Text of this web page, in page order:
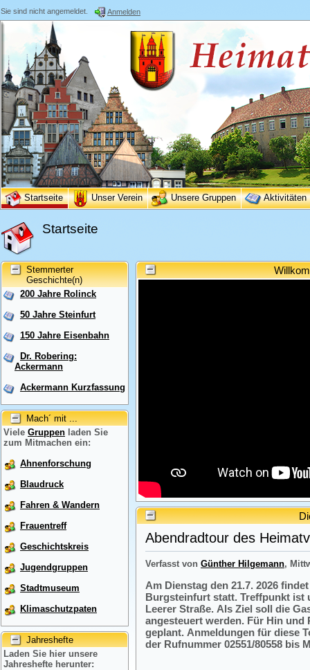
Sie sind nicht angemeldet. Anmelden
Startseite Unser Verein Unsere Gruppen Aktivitäten
Startseite
Stemmerter
Geschichte(n)
200 Jahre Rolinck
50 Jahre Steinfurt
150 Jahre Eisenbahn
Dr. Robering:
Ackermann
Ackermann Kurzfassung
Mach´ mit ...
Viele Gruppen laden Sie
zum Mitmachen ein:
Ahnenforschung
Blaudruck
Fahren & Wandern
Frauentreff
Geschichtskreis
Jugendgruppen
Stadtmuseum
Klimaschutzpaten
Jahreshefte
Laden Sie hier unsere
Jahreshefte herunter:
Abendradtour des
Verfasst von Günther Hilgemann,
Am Dienstag den 21.7. 2026
Burgsteinfurt statt. Treffpunkt ist
Leerer Straße. Als Ziel soll die
angesteuert werden. Für Hin und
geplant. Anmeldungen für diese
der Rufnummer 02551/80558 bis